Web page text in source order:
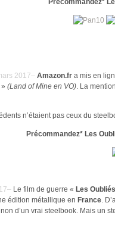
Précommandez*
2017– Amazon.fr a mis en
» (Land of Mine en VO). La
n’étaient pas ceux du
Précommandez* Les
Le film de guerre « Les Oubliés
édition métallique en France.
d’un vrai steelbook. Mais un